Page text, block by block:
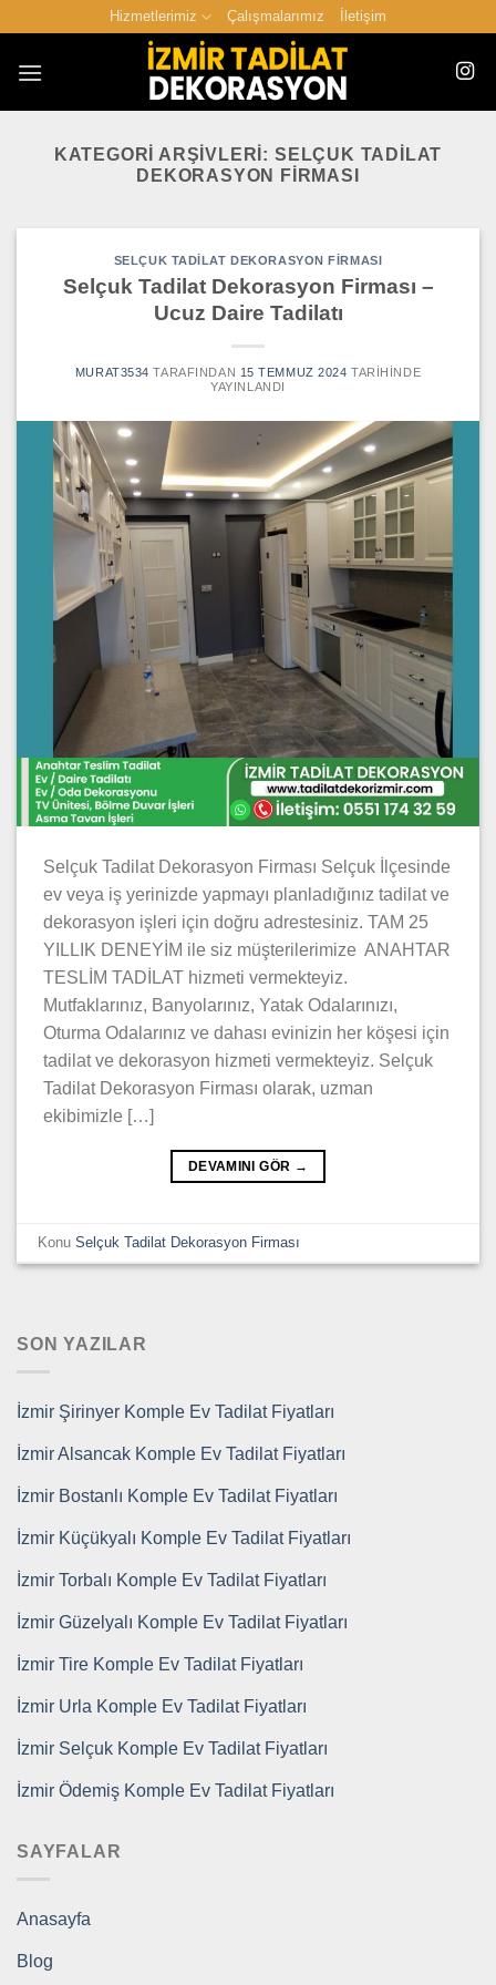
Hizmetlerimiz Çalışmalarımız İletişim
KATEGORI ARŞIVLERI: SELÇUK TADILAT
DEKORASYON FIRMASI
SELÇUK TADILAT DEKORASYON FIRMASI
Selçuk Tadilat Dekorasyon Firması –
Ucuz Daire Tadilatı
MURAT3534 TARAFINDAN 15 TEMMUZ 2024 TARIHINDE
YAYINLANDI
Selçuk Tadilat Dekorasyon Firması Selçuk İlçesinde
ev veya iş yerinizde yapmayı planladığınız tadilat ve
dekorasyon işleri için doğru adrestesiniz. TAM 25
YILLIK DENEYİM ile siz müşterilerimize ANAHTAR
TESLİM TADİLAT hizmeti vermekteyiz.
Mutfaklarınız, Banyolarınız, Yatak Odalarınızı,
Oturma Odalarınız ve dahası evinizin her köşesi için
tadilat ve dekorasyon hizmeti vermekteyiz. Selçuk
Tadilat Dekorasyon Firması olarak, uzman
ekibimizle […]
DEVAMINI GÖR →
KonuSelçuk Tadilat Dekorasyon Firması
SON YAZILAR
İzmir Şirinyer Komple Ev Tadilat Fiyatları
İzmir Alsancak Komple Ev Tadilat Fiyatları
İzmir Bostanlı Komple Ev Tadilat Fiyatları
İzmir Küçükyalı Komple Ev Tadilat Fiyatları
İzmir Torbalı Komple Ev Tadilat Fiyatları
İzmir Güzelyalı Komple Ev Tadilat Fiyatları
İzmir Tire Komple Ev Tadilat Fiyatları
İzmir Urla Komple Ev Tadilat Fiyatları
İzmir Selçuk Komple Ev Tadilat Fiyatları
İzmir Ödemiş Komple Ev Tadilat Fiyatları
SAYFALAR
Anasayfa
Blog